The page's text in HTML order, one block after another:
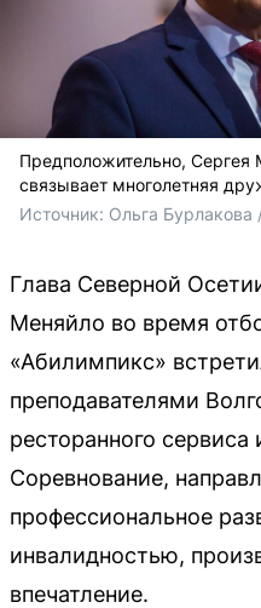
Предположительно, Сергея
связывает многолетняя
Источник: Ольга Бурлакова
Глава Северной
Меняйло во время
«Абилимпикс»
преподавателями
ресторанного сервиса
Соревнование,
профессиональное
инвалидностью,
впечатление.